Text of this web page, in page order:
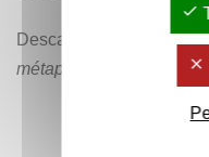
Descartes - Méditation
métaphysiques